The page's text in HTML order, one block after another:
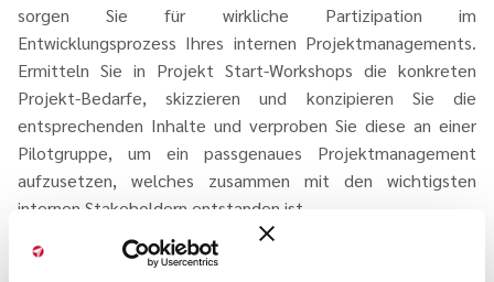
sorgen Sie für wirkliche Partizipation im
Entwicklungsprozess Ihres internen Projektmanagements.
Ermitteln Sie in Projekt Start-Workshops die konkreten
Projekt-Bedarfe, skizzieren und konzipieren Sie die
entsprechenden Inhalte und verproben Sie diese an einer
Pilotgruppe, um ein passgenaues Projektmanagement
aufzusetzen, welches zusammen mit den wichtigsten
internen Stakeholdern entstanden ist.